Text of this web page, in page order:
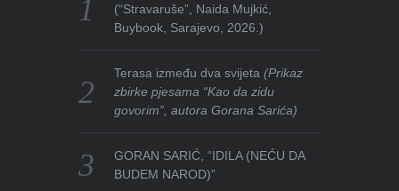
(“Stravaruše”, Naida Mujkić,
Buybook, Sarajevo, 2026.)
Terasa između dva svijeta(Prikaz
zbirke pjesama “Kao da zidu
govorim”, autora Gorana Sarića)
GORAN SARIĆ, “IDILA (NEĆU DA
BUDEM NAROD)”